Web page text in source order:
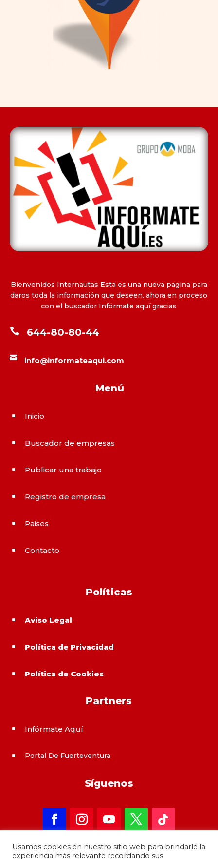
Bienvenidos Internautas Esta es una nueva pagina para
daros toda la información que deseen. ahora en proceso
con el buscador Infórmate aquí gracias
 644-80-80-44
 info@informateaqui.com
Menú
^ Inicio
^ Buscador de empresas
^ Publicar una trabajo
^ Registro de empresa
^ Paises
^ Contacto
Políticas
^ Aviso Legal
^ Política de Privacidad
^ Política de Cookies
Partners
^ Infórmate Aquí
^ Portal De Fuerteventura
Síguenos
Usamos cookies en nuestro sitio web para brindarle la
experiencia más relevante recordando sus